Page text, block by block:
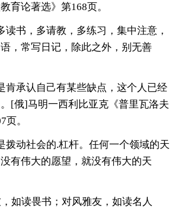
育论著选》第168页。
读书，多请教，多练习，集中注意，
，常写日记，除此之外，别无善
肯承认自己有某些缺点，这个人已经
[俄]马明一西利比亚克《普里瓦洛夫
页。
拨动社会的.杠杆。任何一个领域的天
有伟大的愿望，就没有伟大的天
如读畏书；对风雅友，如读名人